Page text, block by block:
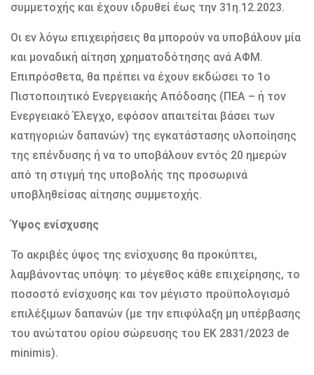
συμμετοχής και έχουν ιδρυθεί έως την 31η.12.2023.
Οι εν λόγω επιχειρήσεις θα μπορούν να υποβάλουν μία
και μοναδική αίτηση χρηματοδότησης ανά ΑΦΜ.
Επιπρόσθετα, θα πρέπει να έχουν εκδώσει το 1ο
Πιστοποιητικό Ενεργειακής Απόδοσης (ΠΕΑ – ή τον
Ενεργειακό Έλεγχο, εφόσον απαιτείται βάσει των
κατηγοριών δαπανών) της εγκατάστασης υλοποίησης
της επένδυσης ή να το υποβάλουν εντός 20 ημερών
από τη στιγμή της υποβολής της προσωρινά
υποβληθείσας αίτησης συμμετοχής.
Ύψος ενίσχυσης
Το ακριβές ύψος της ενίσχυσης θα προκύπτει,
λαμβάνοντας υπόψη: το μέγεθος κάθε επιχείρησης, το
ποσοστό ενίσχυσης και τον μέγιστο προϋπολογισμό
επιλέξιμων δαπανών (με την επιφύλαξη μη υπέρβασης
του ανώτατου ορίου σώρευσης του ΕΚ 2831/2023 de
minimis).